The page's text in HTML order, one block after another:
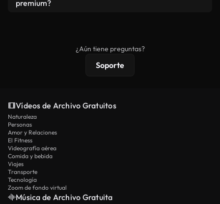
premium?
protecciones de licencia extendidas.
¿Aún tiene preguntas?
Soporte
Vídeos de Archivo Gratuitos
Naturaleza
Personas
Amor y Relaciones
El Fitness
Videografía aérea
Comida y bebida
Viajes
Transporte
Tecnología
Zoom de fondo virtual
Música de Archivo Gratuita